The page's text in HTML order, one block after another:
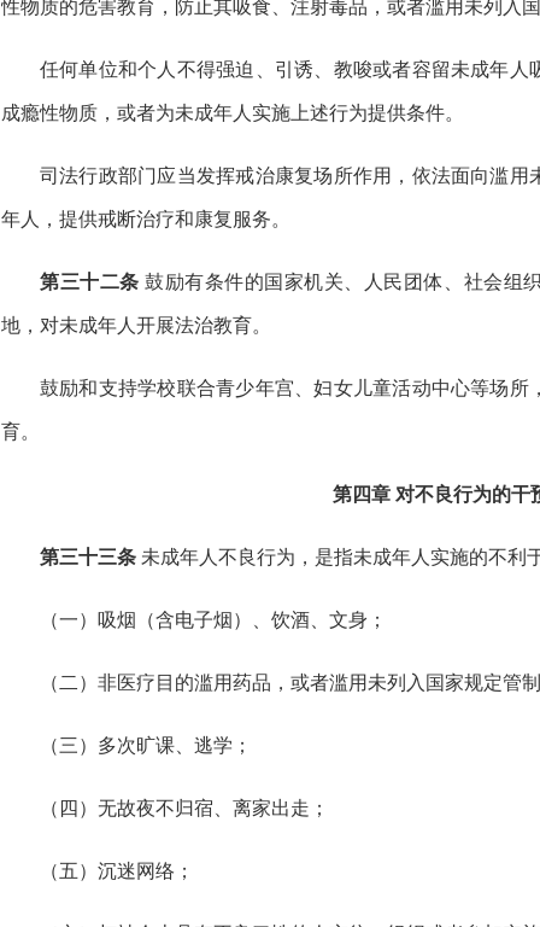
性物质的危害教育，防止其吸食、注射毒品，或者滥用未列入
任何单位和个人不得强迫、引诱、教唆或者容留未成年
成瘾性物质，或者为未成年人实施上述行为提供条件。
司法行政部门应当发挥戒治康复场所作用，依法面向滥
年人，提供戒断治疗和康复服务。
第三十二条 鼓励有条件的国家机关、人民团体、社会组
地，对未成年人开展法治教育。
鼓励和支持学校联合青少年宫、妇女儿童活动中心等场
育。
第四章 对不良行为的干
第三十三条 未成年人不良行为，是指未成年人实施的不利
（一）吸烟（含电子烟）、饮酒、文身；
（二）非医疗目的滥用药品，或者滥用未列入国家规定管
（三）多次旷课、逃学；
（四）无故夜不归宿、离家出走；
（五）沉迷网络；